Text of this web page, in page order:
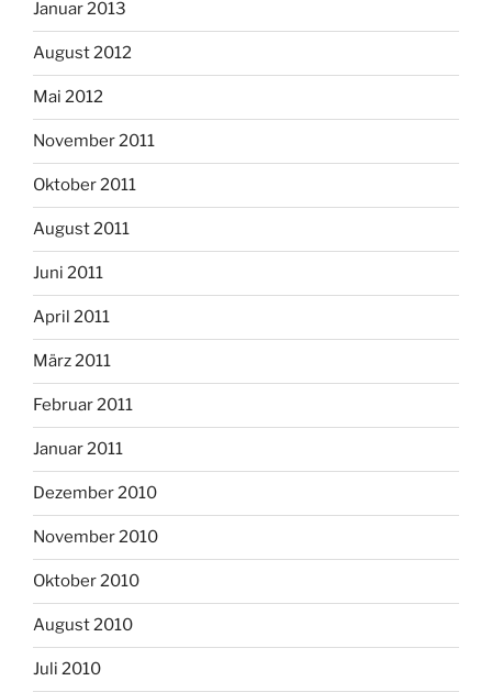
Januar 2013
August 2012
Mai 2012
November 2011
Oktober 2011
August 2011
Juni 2011
April 2011
März 2011
Februar 2011
Januar 2011
Dezember 2010
November 2010
Oktober 2010
August 2010
Juli 2010